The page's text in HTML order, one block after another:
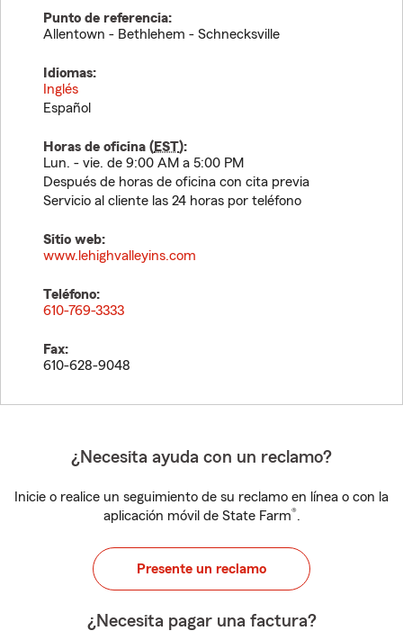
Punto de referencia:
Allentown - Bethlehem - Schnecksville
Idiomas:
Inglés
Español
Horas de oficina (EST):
Lun. - vie. de 9:00 AM a 5:00 PM
Después de horas de oficina con cita previa
Servicio al cliente las 24 horas por teléfono
Sitio web:
www.lehighvalleyins.com
Teléfono:
610-769-3333
Fax:
610-628-9048
¿Necesita ayuda con un reclamo?
Inicie o realice un seguimiento de su reclamo en línea o con la
aplicación móvil de State Farm®.
Presente un reclamo
¿Necesita pagar una factura?